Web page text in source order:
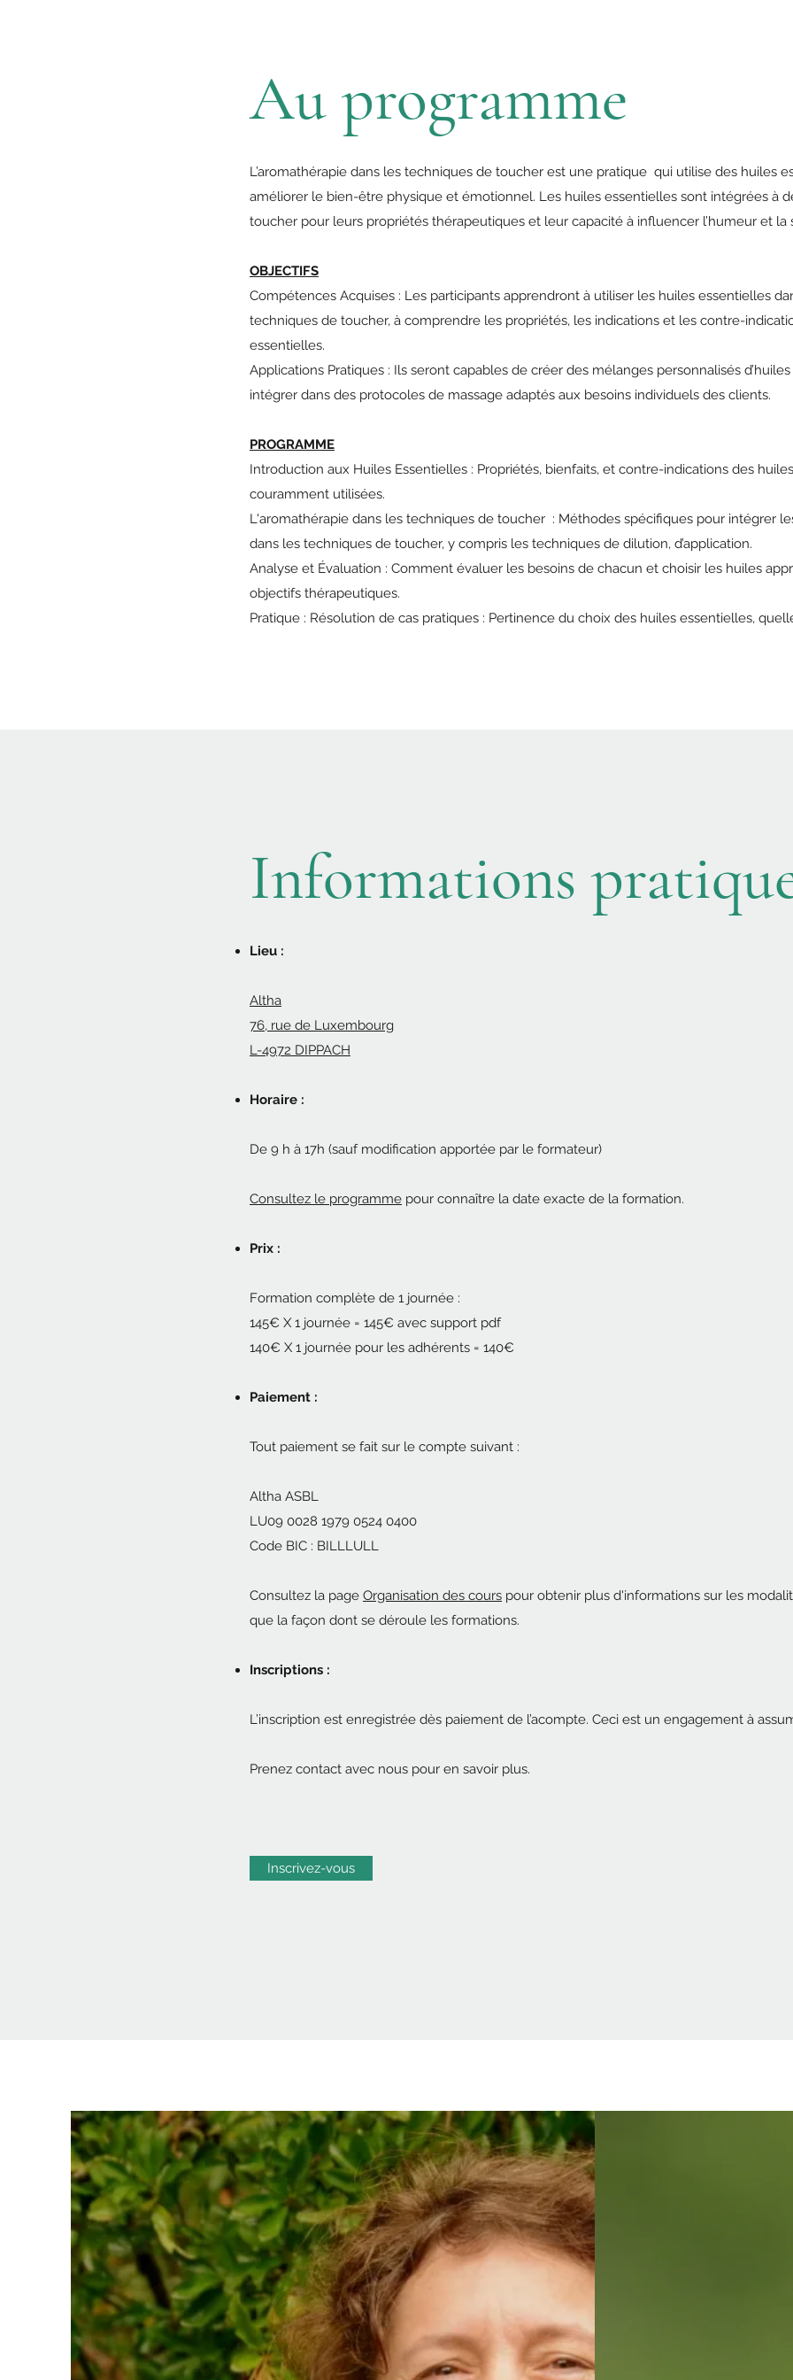
Au programme
L’aromathérapie dans les techniques de toucher est une pratique qui utilise des huiles
améliorer le bien-être physique et émotionnel. Les huiles essentielles sont intégrées à
toucher pour leurs propriétés thérapeutiques et leur capacité à influencer l’humeur et la
OBJECTIFS
Compétences Acquises : Les participants apprendront à utiliser les huiles essentielles
techniques de toucher, à comprendre les propriétés, les indications et les contre-
essentielles.
Applications Pratiques : Ils seront capables de créer des mélanges personnalisés
intégrer dans des protocoles de massage adaptés aux besoins individuels des clients.
PROGRAMME
Introduction aux Huiles Essentielles : Propriétés, bienfaits, et contre-indications des
couramment utilisées.
L'aromathérapie dans les techniques de toucher : Méthodes spécifiques pour intégrer
dans les techniques de toucher, y compris les techniques de dilution, d’application.
Analyse et Évaluation : Comment évaluer les besoins de chacun et choisir les huiles
objectifs thérapeutiques.
Pratique : Résolution de cas pratiques : Pertinence du choix des huiles essentielles,
Informations
Lieu :
Altha
76, rue de Luxembourg
L-4972 DIPPACH
Horaire :
De 9 h à 17h (sauf modification apportée par le formateur)
Consultez le programme pour connaître la date exacte de la formation.
Prix :
Formation complète de 1 journée :
145€ X 1 journée = 145€ avec support pdf
140€ X 1 journée pour les adhérents = 140€
Paiement :
Tout paiement se fait sur le compte suivant :
Altha ASBL
LU09 0028 1979 0524 0400
Code BIC : BILLLULL
Consultez la page Organisation des cours pour obtenir plus d'informations sur les
que la façon dont se déroule les formations.
Inscriptions :
L’inscription est enregistrée dès paiement de l’acompte. Ceci est un engagement à
Prenez contact avec nous pour en savoir plus.
Inscrivez-vous